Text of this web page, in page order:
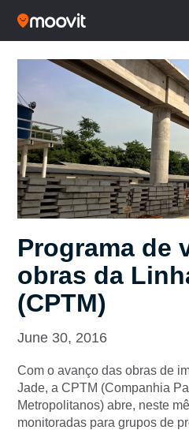
Programa de
obras da
(CPTM)
June 30, 2016
Com o avanço das obras de
Jade, a CPTM (Companhia
Metropolitanos) abre, neste
monitoradas para grupos de